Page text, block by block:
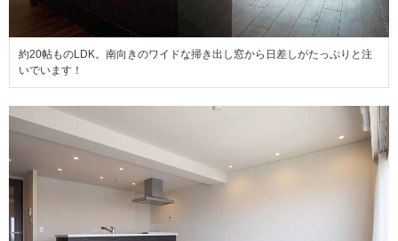
約20帖ものLDK。南向きのワイドな掃き出し窓から日差しがたっぷりと注
いでいます！